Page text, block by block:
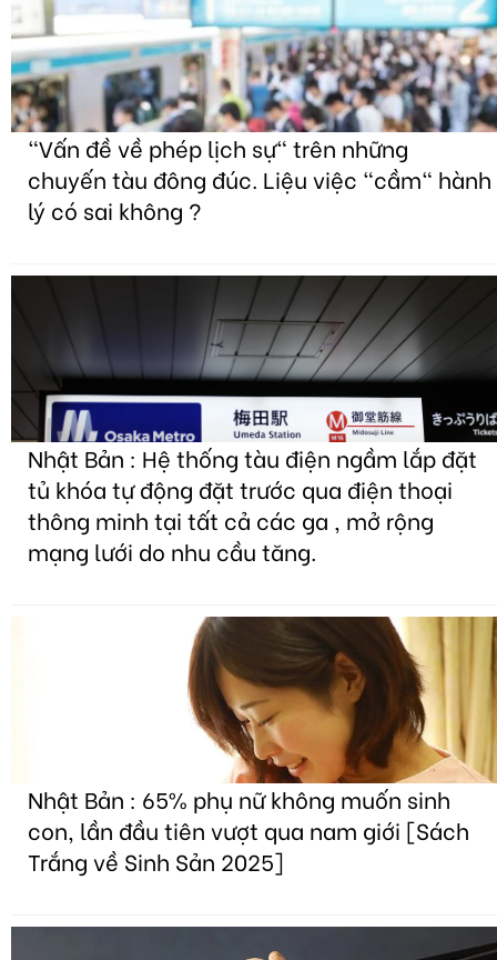
"Vấn đề về phép lịch sự" trên những
chuyến tàu đông đúc. Liệu việc "cầm" hành
lý có sai không ?
Nhật Bản : Hệ thống tàu điện ngầm lắp đặt
tủ khóa tự động đặt trước qua điện thoại
thông minh tại tất cả các ga , mở rộng
mạng lưới do nhu cầu tăng.
Nhật Bản : 65% phụ nữ không muốn sinh
con, lần đầu tiên vượt qua nam giới [Sách
Trắng về Sinh Sản 2025]